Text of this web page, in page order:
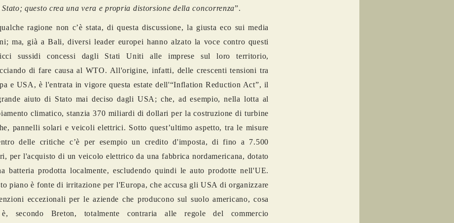
questo crea una vera e propria distorsione della concorrenza”.
ragione non c’è stata, di questa discussione, la giusta eco sui media
ma, già a Bali, diversi leader europei hanno alzato la voce contro questi
sussidi concessi dagli Stati Uniti alle imprese sul loro territorio,
di fare causa al WTO. All'origine, infatti, delle crescenti tensioni tra
e USA, è l'entrata in vigore questa estate dell'“Inflation Reduction Act”, il
aiuto di Stato mai deciso dagli USA; che, ad esempio, nella lotta al
climatico, stanzia 370 miliardi di dollari per la costruzione di turbine
pannelli solari e veicoli elettrici. Sotto quest’ultimo aspetto, tra le misure
delle critiche c’è per esempio un credito d'imposta, di fino a 7.500
per l'acquisto di un veicolo elettrico da una fabbrica nordamericana, dotato
batteria prodotta localmente, escludendo quindi le auto prodotte nell'UE.
piano è fonte di irritazione per l'Europa, che accusa gli USA di organizzare
eccezionali per le aziende che producono sul suolo americano, cosa
secondo Breton, totalmente contraria alle regole del commercio